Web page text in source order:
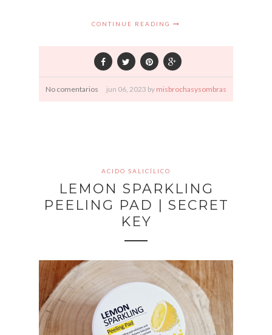
CONTINUE READING
No comentarios jun 06, 2023 by misbrochasysombras
ACIDO SALICÍLICO
LEMON SPARKLING
PEELING PAD | SECRET
KEY